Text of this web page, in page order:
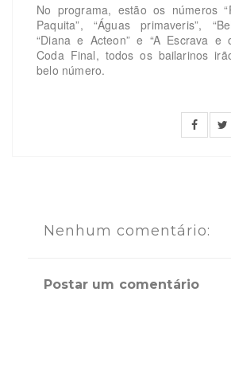
No programa, estão os números
Paquita”, “Águas primaveris”,
“Diana e Acteon” e “A Escrava e
Coda Final, todos os bailarinos
belo número.
Nenhum comentário:
Postar um comentário